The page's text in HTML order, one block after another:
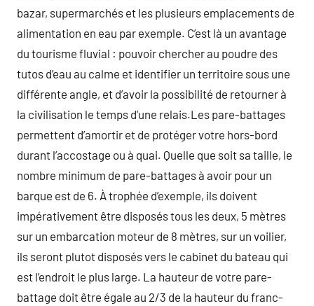
bazar, supermarchés et les plusieurs emplacements de
alimentation en eau par exemple. C’est là un avantage
du tourisme fluvial : pouvoir chercher au poudre des
tutos d’eau au calme et identifier un territoire sous une
différente angle, et d’avoir la possibilité de retourner à
la civilisation le temps d’une relais.Les pare-battages
permettent d’amortir et de protéger votre hors-bord
durant l’accostage ou à quai. Quelle que soit sa taille, le
nombre minimum de pare-battages à avoir pour un
barque est de 6. À trophée d’exemple, ils doivent
impérativement être disposés tous les deux, 5 mètres
sur un embarcation moteur de 8 mètres, sur un voilier,
ils seront plutot disposés vers le cabinet du bateau qui
est l’endroit le plus large. La hauteur de votre pare-
battage doit être égale au 2/3 de la hauteur du franc-